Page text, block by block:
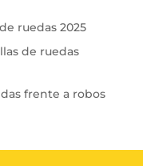
ruedas 2025
de ruedas
frente a robos